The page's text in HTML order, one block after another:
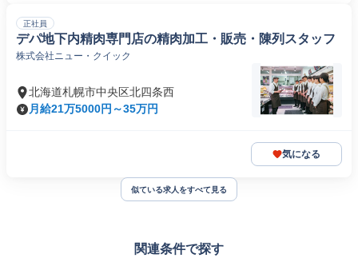
正社員
デパ地下内精肉専門店の精肉加工・販売・陳列スタッフ
株式会社ニュー・クイック
北海道札幌市中央区北四条西
月給21万5000円～35万円
気になる
似ている求人をすべて見る
関連条件で探す